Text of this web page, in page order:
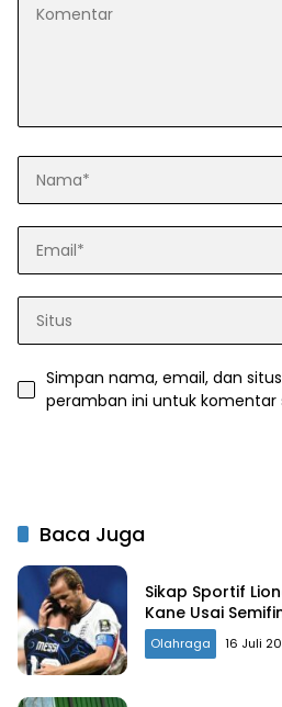
Simpan nama, email, dan
peramban ini untuk komentar
Baca Juga
Sikap Sportif
Kane Usai
Olahraga 16 Juli